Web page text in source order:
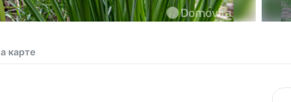
карте